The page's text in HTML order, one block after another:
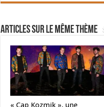
de l’espérance. Saint Paul
Je voudrais donc, en guise
Les vœux de début d’année
appartient à Dieu et que
futur. Chers amis, à toutes et
Articles sur le même thème
« Cap Kozmik », une